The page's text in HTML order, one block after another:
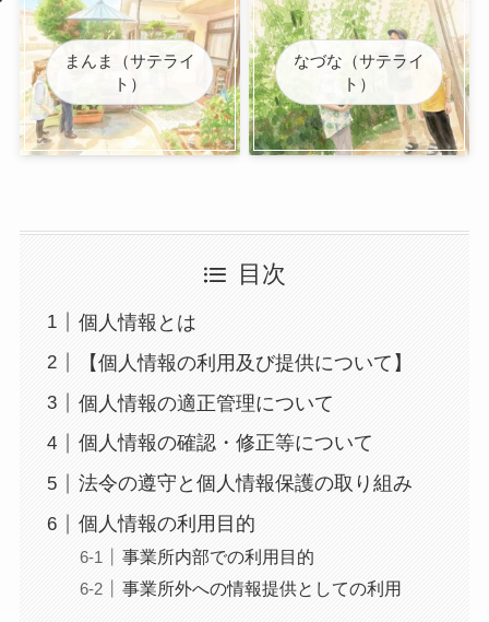
まんま（サテライ
ト）
なづな（サテライ
ト）
目次
個人情報とは
【個人情報の利用及び提供について】
個人情報の適正管理について
個人情報の確認・修正等について
法令の遵守と個人情報保護の取り組み
個人情報の利用目的
事業所内部での利用目的
事業所外への情報提供としての利用